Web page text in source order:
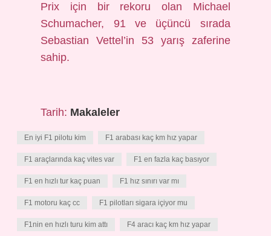
Prix için bir rekoru olan Michael
Schumacher, 91 ve üçüncü sırada
Sebastian Vettel’in 53 yarış zaferine
sahip.
Tarih: Makaleler
En iyi F1 pilotu kim F1 arabası kaç km hız yapar
F1 araçlarında kaç vites var F1 en fazla kaç basıyor
F1 en hızlı tur kaç puan F1 hız sınırı var mı
F1 motoru kaç cc F1 pilotları sigara içiyor mu
F1nin en hızlı turu kim attı F4 aracı kaç km hız yapar